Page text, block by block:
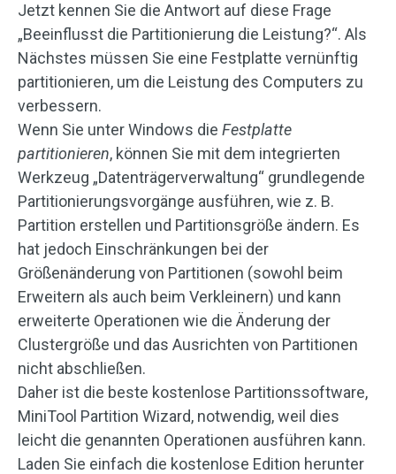
Jetzt kennen Sie die Antwort auf diese Frage
„Beeinflusst die Partitionierung die Leistung?“. Als
Nächstes müssen Sie eine Festplatte vernünftig
partitionieren, um die Leistung des Computers zu
verbessern.
Wenn Sie unter Windows die Festplatte
partitionieren, können Sie mit dem integrierten
Werkzeug „Datenträgerverwaltung“ grundlegende
Partitionierungsvorgänge ausführen, wie z. B.
Partition erstellen und Partitionsgröße ändern. Es
hat jedoch Einschränkungen bei der
Größenänderung von Partitionen (sowohl beim
Erweitern als auch beim Verkleinern) und kann
erweiterte Operationen wie die Änderung der
Clustergröße und das Ausrichten von Partitionen
nicht abschließen.
Daher ist die beste kostenlose Partitionssoftware,
MiniTool Partition Wizard, notwendig, weil dies
leicht die genannten Operationen ausführen kann.
Laden Sie einfach die kostenlose Edition herunter